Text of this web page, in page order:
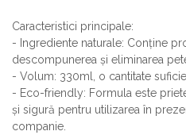
Caracteristici principale:
- Ingrediente naturale: Conține
descompunerea și eliminarea
- Volum: 330ml, o cantitate
- Eco-friendly: Formula este
și sigură pentru utilizarea în
companie.